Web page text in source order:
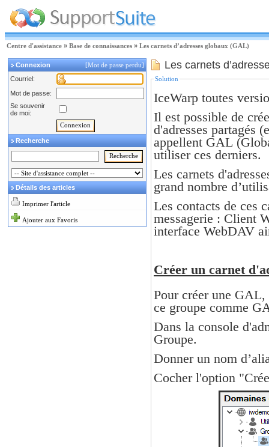
Centre d'assistance » Base de connaissances » Les carnets d’adresses globaux (GAL)
Connexion
[Mot de passe perdu]
Courriel:
Mot de passe:
Se souvenir
de moi:
Recherche
Détails des articles
Imprimer l'article
Ajouter aux Favoris
Les carnets
Solution
IceWarp toutes
Il est possible de
d'adresses partagés
appellent GAL
utiliser ces derniers.
Les carnets
grand nombre
Les contacts de ces
messagerie : Client
interface WebDAV
Créer un carnet
Pour créer une
ce groupe comme
Dans la console d'administration sur le domaine concerné, cliquer sur Créer nouveau ->
Groupe.
Donner un nom
Cocher l'option